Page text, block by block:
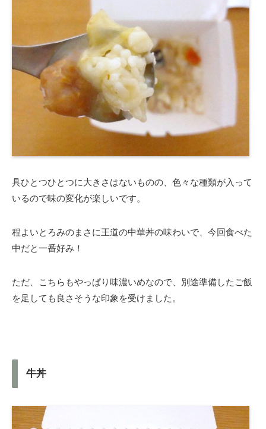
具ひとつひとつに大きさはないものの、色々な種類が入って
いるので味の変化が楽しいです。
程よいとろみのまさに王道の中華丼の味わいで、今回食べた
中だと一番好み！
ただ、こちらもやっぱり味濃いめなので、別途準備したご飯
を足しても良さそうな印象を受けました。
牛丼